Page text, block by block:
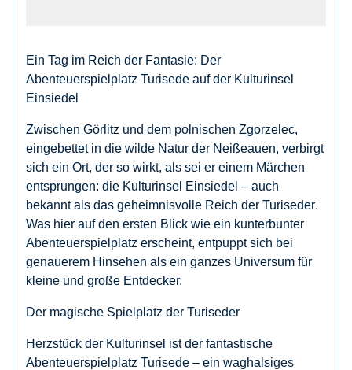
Ein Tag im Reich der Fantasie: Der
Abenteuerspielplatz Turisede auf der Kulturinsel
Einsiedel
Zwischen Görlitz und dem polnischen Zgorzelec,
eingebettet in die wilde Natur der Neißeauen, verbirgt
sich ein Ort, der so wirkt, als sei er einem Märchen
entsprungen: die Kulturinsel Einsiedel – auch
bekannt als das geheimnisvolle Reich der Turiseder.
Was hier auf den ersten Blick wie ein kunterbunter
Abenteuerspielplatz erscheint, entpuppt sich bei
genauerem Hinsehen als ein ganzes Universum für
kleine und große Entdecker.
Der magische Spielplatz der Turiseder
Herzstück der Kulturinsel ist der fantastische
Abenteuerspielplatz Turisede – ein waghalsiges